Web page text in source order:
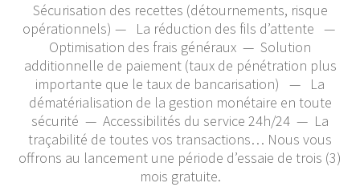
Sécurisation des recettes (détournements, risque
opérationnels) — La réduction des fils d’attente —
Optimisation des frais généraux — Solution
additionnelle de paiement (taux de pénétration plus
importante que le taux de bancarisation) — La
dématérialisation de la gestion monétaire en toute
sécurité — Accessibilités du service 24h/24 — La
traçabilité de toutes vos transactions… Nous vous
offrons au lancement une période d’essaie de trois (3)
mois gratuite.